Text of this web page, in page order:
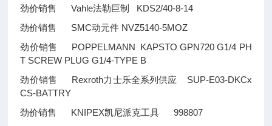
劲价销售 Vahle法勒巨制 KDS2/40-8-14
劲价销售 SMC动元件 NVZ5140-5MOZ
劲价销售 POPPELMANN KAPSTO GPN720 G1/4 PH
T SCREW PLUG G1/4-TYPE B
劲价销售 Rexroth力士乐全系列供应 SUP-E03-DKCx
CS-BATTRY
劲价销售 KNIPEX凯尼派克工具 998807